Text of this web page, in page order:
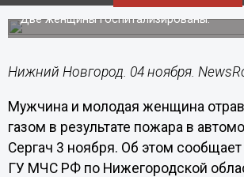
Две женщины госпитализированы.
Нижний Новгород. 04 ноября.
Мужчина и молодая женщина
газом в результате пожара в
Сергач 3 ноября. Об этом
ГУ МЧС РФ по Нижегородской